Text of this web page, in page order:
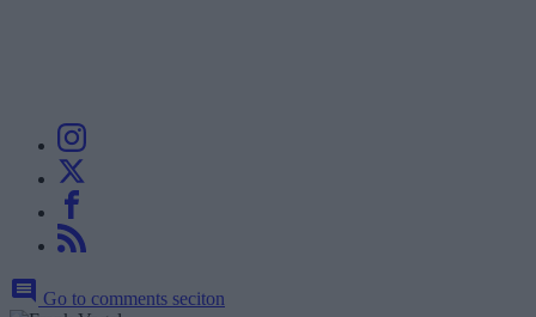
Go to comments seciton